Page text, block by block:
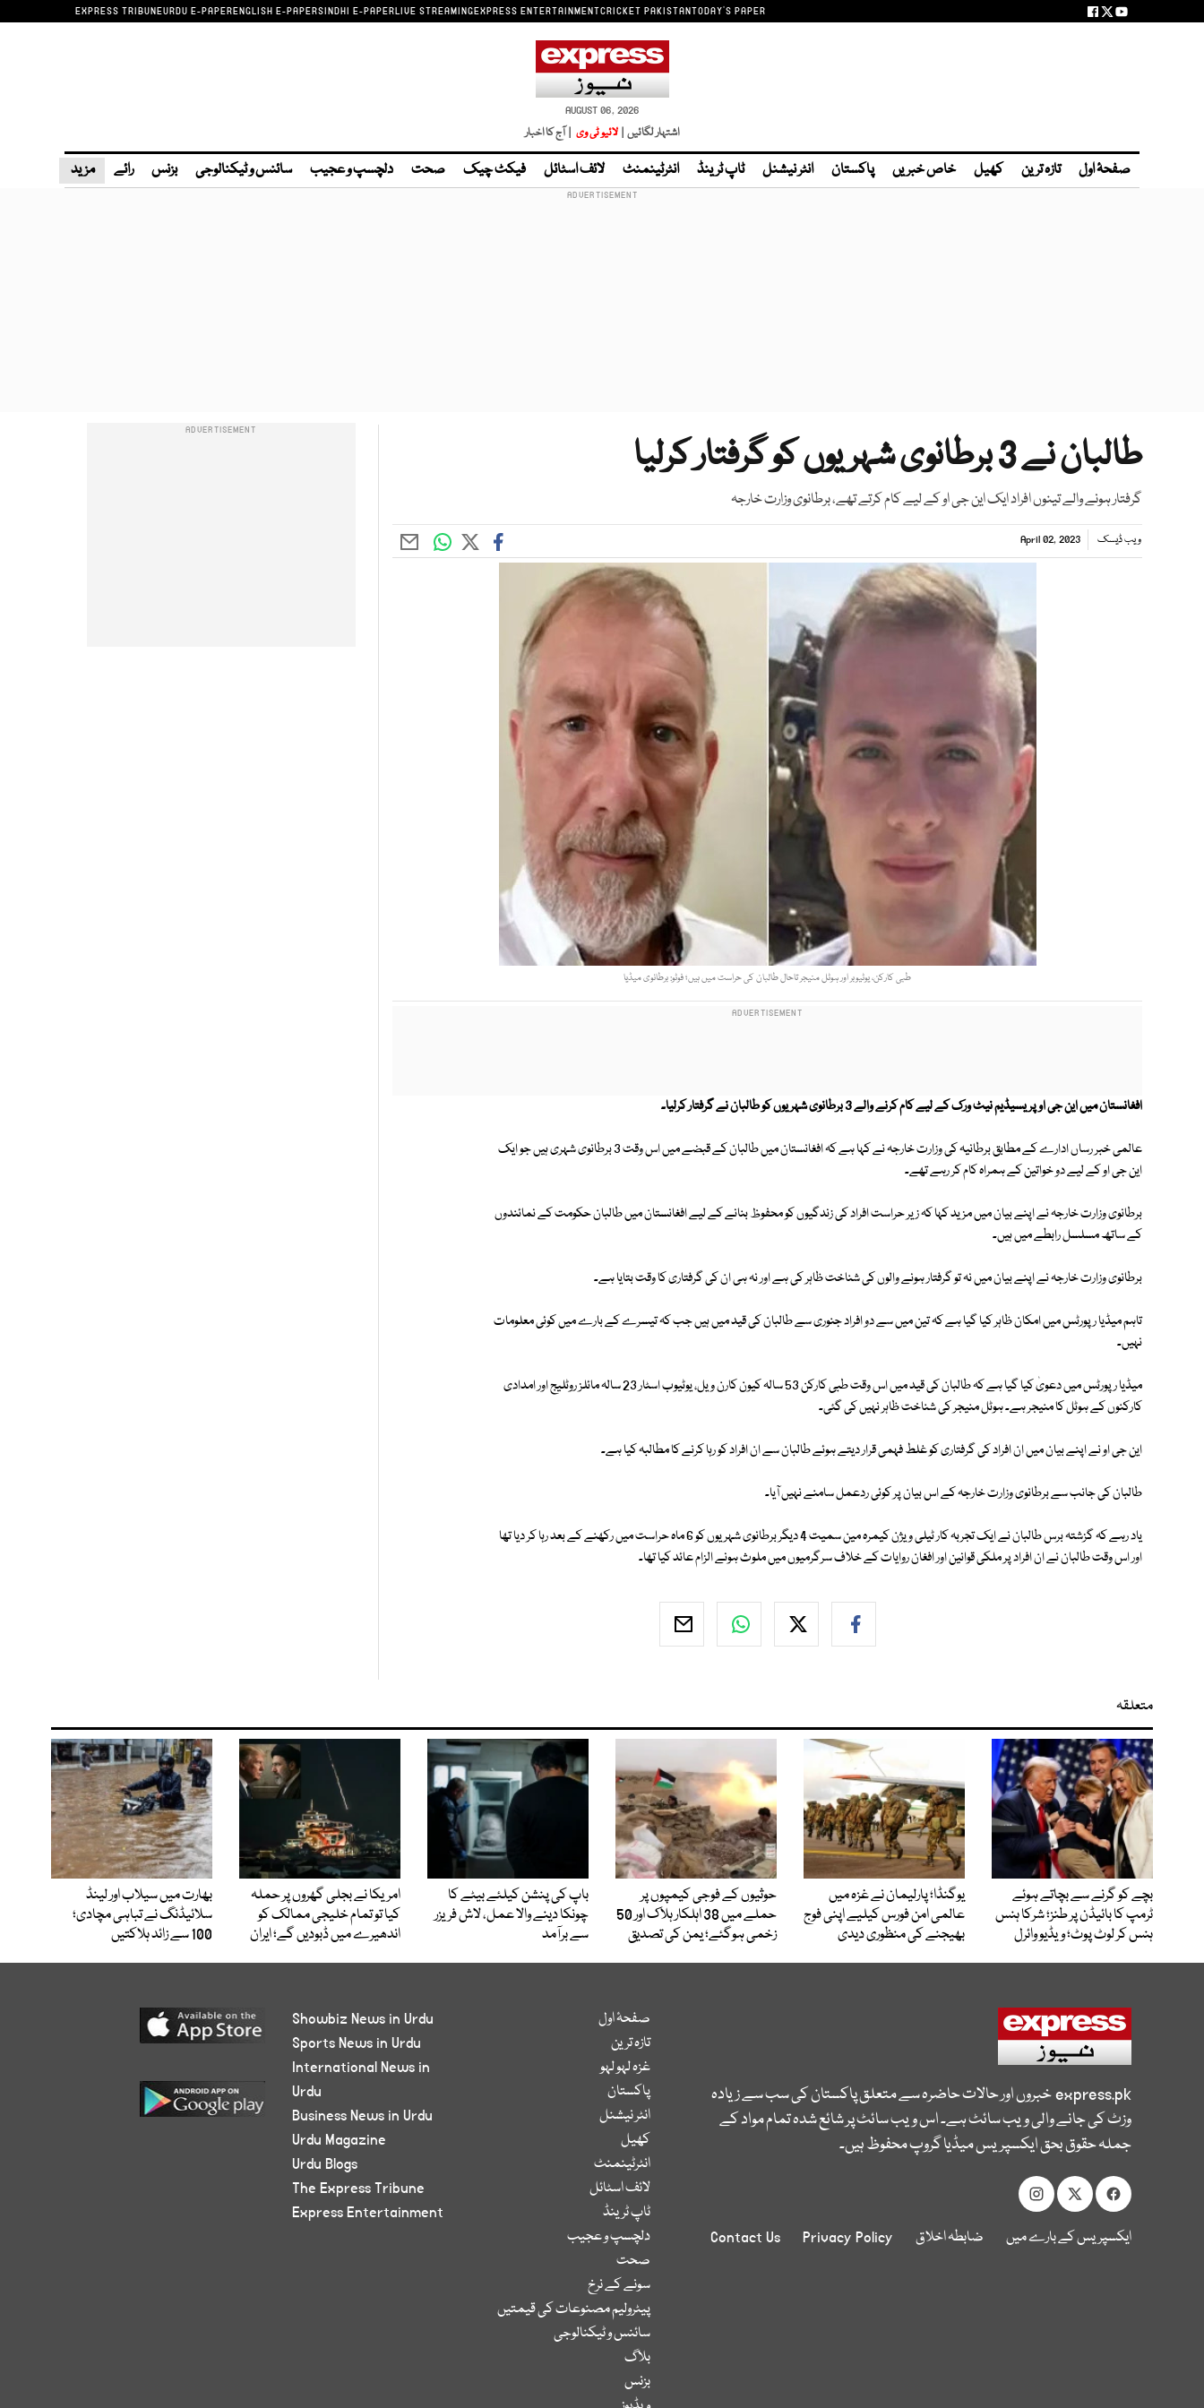
EXPRESS TRIBUNEURDU E-PAPERENGLISH E-PAPERSINDHI E-PAPERLIVE STREAMINGEXPRESS ENTERTAINMENTCRICKET PAKISTANTODAY'S PAPER
AUGUST 06, 2026
اشتہار لگائیں | لائیو ٹی وی | آج کا اخبار
صفحۂ اول تازہ ترین کھیل خاص خبریں پاکستان انٹر نیشنل ٹاپ ٹرینڈ انٹرٹینمنٹ لائف اسٹائل فیکٹ چیک صحت دلچسپ و عجیب سائنس و ٹیکنالوجی بزنس رائے مزید
طالبان نے 3 برطانوی شہریوں کو گرفتار کرلیا
گرفتار ہونے والے تینوں افراد ایک این جی او کے لیے کام کرتے تھے، برطانوی وزارت خارجہ
ویب ڈیسک April 02, 2023
طبی کارکن، یوٹیوبر اور ہوٹل منیجر تاحال طالبان کی حراست میں ہیں؛ فوٹو: برطانوی میڈیا
افغانستان میں این جی او پریسیڈیم نیٹ ورک کے لیے کام کرنے والے 3 برطانوی شہریوں کو طالبان نے گرفتار کرلیا۔
عالمی خبر رساں ادارے کے مطابق برطانیہ کی وزارت خارجہ نے کہا ہے کہ افغانستان میں طالبان کے قبضے میں اس وقت 3 برطانوی شہری ہیں جو ایک
این جی او کے لیے دو خواتین کے ہمراہ کام کر رہے تھے۔
برطانوی وزارت خارجہ نے اپنے بیان میں مزید کہا کہ زیر حراست افراد کی زندگیوں کو محفوظ بنانے کے لیے افغانستان میں طالبان حکومت کے نمائندوں
کے ساتھ مسلسل رابطے میں ہیں۔
برطانوی وزارت خارجہ نے اپنے بیان میں نہ تو گرفتار ہونے والوں کی شناخت ظاہر کی ہے اور نہ ہی ان کی گرفتاری کا وقت بتایا ہے۔
تاہم میڈیا رپورٹس میں امکان ظاہر کیا گیا ہے کہ تین میں سے دو افراد جنوری سے طالبان کی قید میں ہیں جب کہ تیسرے کے بارے میں کوئی معلومات
نہیں۔
میڈیا رپورٹس میں دعویٰ کیا گیا ہے کہ طالبان کی قید میں اس وقت طبی کارکن 53 سالہ کیون کارن ویل، یوٹیوب اسٹار 23 سالہ مائلز روٹلیج اور امدادی
کارکنوں کے ہوٹل کا منیجر ہے۔ ہوٹل منیجر کی شناخت ظاہر نہیں کی گئی۔
این جی او نے اپنے بیان میں ان افراد کی گرفتاری کو غلط فہمی قرار دیتے ہوئے طالبان سے ان افراد کو رہا کرنے کا مطالبہ کیا ہے۔
طالبان کی جانب سے برطانوی وزارت خارجہ کے اس بیان پر کوئی ردعمل سامنے نہیں آیا۔
یاد رہے کہ گزشتہ برس طالبان نے ایک تجربہ کار ٹیلی ویژن کیمرہ مین سمیت 4 دیگر برطانوی شہریوں کو 6 ماہ حراست میں رکھنے کے بعد رہا کر دیا تھا
اور اس وقت طالبان نے ان افراد پر ملکی قوانین اور افغان روایات کے خلاف سرگرمیوں میں ملوث ہونے الزام عائد کیا تھا۔
متعلقہ
بچے کو گرنے سے بچاتے ہوئے
ٹرمپ کا بائیڈن پر طنز؛ شرکا ہنس
ہنس کر لوٹ پوٹ؛ ویڈیو وائرل
یوگنڈا؛ پارلیمان نے غزہ میں
عالمی امن فورس کیلیے اپنی فوج
بھیجنے کی منظوری دیدی
حوثیوں کے فوجی کیمپوں پر
حملے میں 38 اہلکار ہلاک اور 50
زخمی ہوگئے؛ یمن کی تصدیق
باپ کی پنشن کیلئے بیٹے کا
چونکا دینے والا عمل، لاش فریزر
سے برآمد
امریکا نے بجلی گھروں پر حملہ
کیا تو تمام خلیجی ممالک کو
اندھیرے میں ڈبودیں گے؛ ایران
بھارت میں سیلاب اور لینڈ
سلائیڈنگ نے تباہی مچادی؛
100 سے زائد ہلاکتیں
express.pkخبروں اور حالات حاضرہ سے متعلق پاکستان کی سب سے زیادہ
وزٹ کی جانے والی ویب سائٹ ہے۔ اس ویب سائٹ پر شائع شدہ تمام مواد کے
جملہ حقوق بحق ایکسپریس میڈیا گروپ محفوظ ہیں۔
ایکسپریس کے بارے میں ضابطہ اخلاق Privacy Policy
Contact Us
صفحۂ اول
تازہ ترین
غزہ لہو لہو
پاکستان
انٹر نیشنل
کھیل
انٹرٹینمنٹ
لائف اسٹائل
ٹاپ ٹرینڈ
دلچسپ و عجیب
صحت
سونے کے نرخ
پیٹرولیم مصنوعات کی قیمتیں
سائنس و ٹیکنالوجی
بلاگ
بزنس
Showbiz News in Urdu
Sports News in Urdu
International News in
Urdu
Business News in Urdu
Urdu Magazine
Urdu Blogs
The Express Tribune
Express Entertainment